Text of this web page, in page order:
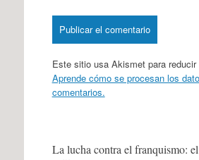
Este sitio usa Akismet para reducir
Aprende cómo se procesan los
comentarios.
La lucha contra el franquismo: